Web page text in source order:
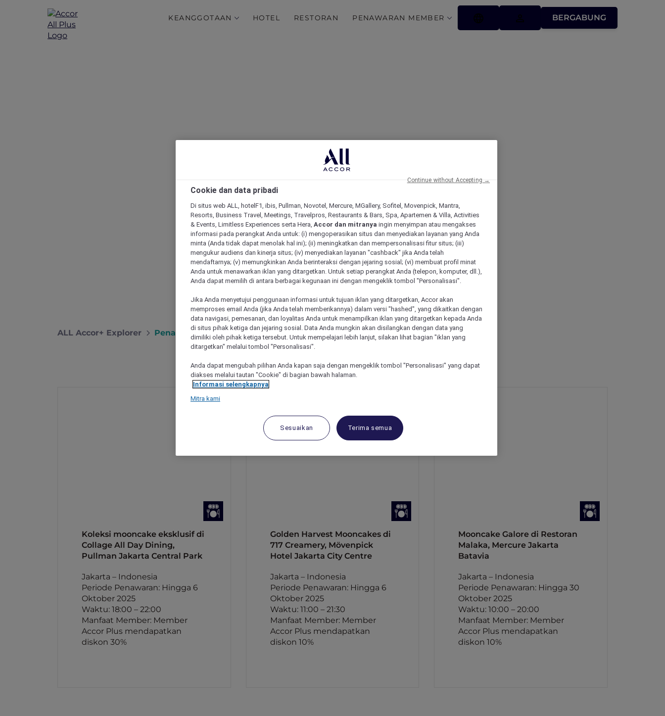
KEANGGOTAAN HOTEL RESTORAN PENAWARAN MEMBER BERGABUNG
Penawaran Kue Bulan
ALL Accor+ Explorer Penawaran Kue Bulan
Koleksi mooncake eksklusif di
Collage All Day Dining,
Pullman Jakarta Central Park
Jakarta – Indonesia
Periode Penawaran: Hingga 6
Oktober 2025
Waktu: 18:00 – 22:00
Manfaat Member: Member
Accor Plus mendapatkan
diskon 30%
Golden Harvest Mooncakes di
717 Creamery, Mövenpick
Hotel Jakarta City Centre
Jakarta – Indonesia
Periode Penawaran: Hingga 6
Oktober 2025
Waktu: 11:00 – 21:30
Manfaat Member: Member
Accor Plus mendapatkan
diskon 10%
Mooncake Galore di Restoran
Malaka, Mercure Jakarta
Batavia
Jakarta – Indonesia
Periode Penawaran: Hingga 30
Oktober 2025
Waktu: 10:00 – 20:00
Manfaat Member: Member
Accor Plus mendapatkan
diskon 10%
Cookie dan data pribadi
Di situs web ALL, hotelF1, ibis, Pullman, Novotel, Mercure, MGallery, Sofitel, Movenpick, Mantra,
Resorts, Business Travel, Meetings, Travelpros, Restaurants & Bars, Spa, Apartemen & Villa, Activities
& Events, Limitless Experiences serta Hera, Accor dan mitranya ingin menyimpan atau mengakses
informasi pada perangkat Anda untuk: (i) mengoperasikan situs dan menyediakan layanan yang Anda
minta (Anda tidak dapat menolak hal ini); (ii) meningkatkan dan mempersonalisasi fitur situs; (iii)
mengukur audiens dan kinerja situs; (iv) menyediakan layanan "cashback" jika Anda telah
mendaftarnya; (v) memungkinkan Anda berinteraksi dengan jejaring sosial; (vi) membuat profil minat
Anda untuk menawarkan iklan yang ditargetkan. Untuk setiap perangkat Anda (telepon, komputer, dll.),
Anda dapat memilih di antara berbagai kegunaan ini dengan mengeklik tombol "Personalisasi".
Jika Anda menyetujui penggunaan informasi untuk tujuan iklan yang ditargetkan, Accor akan
memproses email Anda (jika Anda telah memberikannya) dalam versi "hashed", yang dikaitkan dengan
data navigasi, pemesanan, dan loyalitas Anda untuk menampilkan iklan yang ditargetkan kepada Anda
di situs pihak ketiga dan jejaring sosial. Data Anda mungkin akan disilangkan dengan data yang
dimiliki oleh pihak ketiga tersebut. Untuk mempelajari lebih lanjut, silakan lihat bagian "iklan yang
ditargetkan" melalui tombol "Personalisasi".
Anda dapat mengubah pilihan Anda kapan saja dengan mengeklik tombol "Personalisasi" yang dapat
diakses melalui tautan "Cookie" di bagian bawah halaman.
Informasi selengkapnya
Mitra kami
Sesuaikan Terima semua
Continue without Accepting →